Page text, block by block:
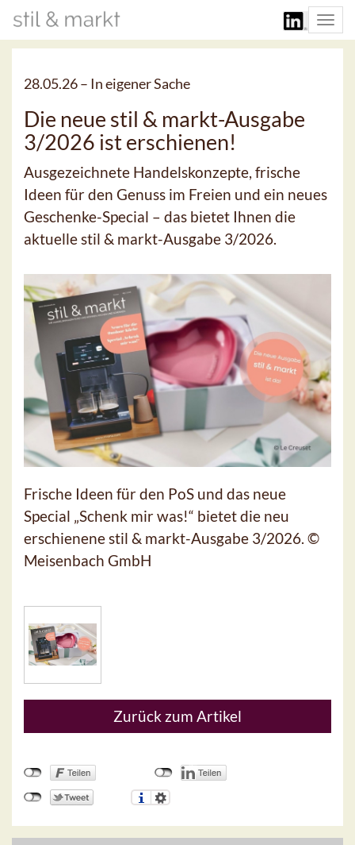
28.05.26 – In eigener Sache
Die neue stil & markt-Ausgabe
3/2026 ist erschienen!
Ausgezeichnete Handelskonzepte, frische
Ideen für den Genuss im Freien und ein neues
Geschenke-Special – das bietet Ihnen die
aktuelle stil & markt-Ausgabe 3/2026.
Frische Ideen für den PoS und das neue
Special „Schenk mir was!“ bietet die neu
erschienene stil & markt-Ausgabe 3/2026. ©
Meisenbach GmbH
Zurück zum Artikel